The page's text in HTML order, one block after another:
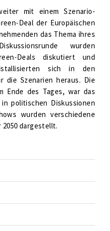
mit einem Szenario-
Deal der Europäischen
das Thema ihres
wurden
Deals diskutiert und
sich in den
die Szenarien heraus. Die
Ende des Tages, war das
politischen Diskussionen
wurden verschiedene
dargestellt.